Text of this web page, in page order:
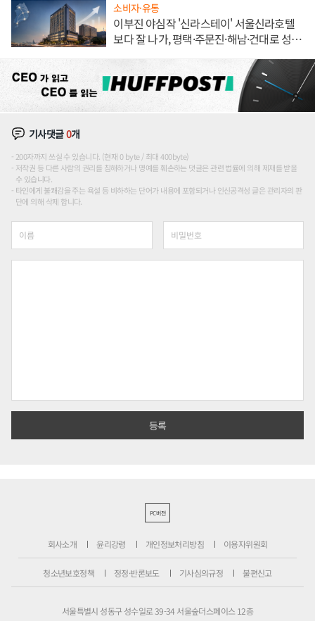
소비자·유통
이부진 야심작 '신라스테이' 서울신라호텔
보다 잘 나가, 평택·주문진·해남·건대로 성
기사댓글0개
200자까지 쓰실 수 있습니다. (현재 0 byte / 최대 400byte)
저작권 등 다른 사람의 권리를 침해하거나 명예를 훼손하는 댓글은 관련 법률에 의해 제재를 받을
수 있습니다.
타인에게 불쾌감을 주는 욕설 등 비하하는 단어가 내용에 포함되거나 인신공격성 글은 관리자의 판
단에 의해 삭제 합니다.
PC버전
회사소개 윤리강령 개인정보처리방침 이용자위원회
청소년보호정책 정정·반론보도 기사심의규정 불편신고
서울특별시 성동구 성수일로 39-34 서울숲더스페이스 12층